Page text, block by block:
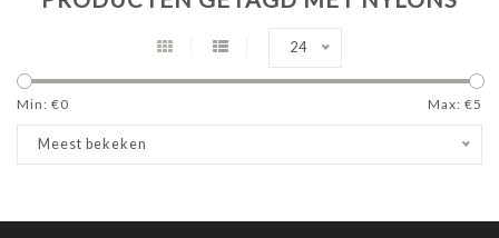
24
Min: €0 Max: €5
Meest bekeken